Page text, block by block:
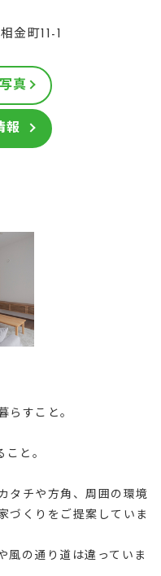
金町11-1
真
報
らすこと。
と。
タチや方角、周囲の環境
づくりをご提案していま
風の通り道は違っていま